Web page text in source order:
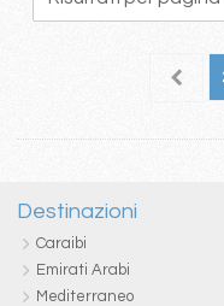
295
Destinazioni
Caraibi
Emirati Arabi
Mediterraneo